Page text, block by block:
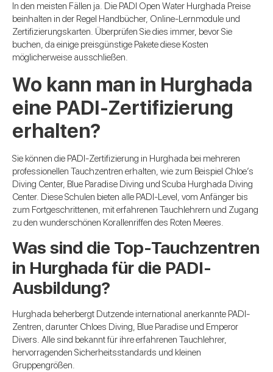
In den meisten Fällen ja. Die PADI Open Water Hurghada Preise
beinhalten in der Regel Handbücher, Online-Lernmodule und
Zertifizierungskarten. Überprüfen Sie dies immer, bevor Sie
buchen, da einige preisgünstige Pakete diese Kosten
möglicherweise ausschließen.
Wo kann man in Hurghada
eine PADI-Zertifizierung
erhalten?
Sie können die PADI-Zertifizierung in Hurghada bei mehreren
professionellen Tauchzentren erhalten, wie zum Beispiel Chloe’s
Diving Center, Blue Paradise Diving und Scuba Hurghada Diving
Center. Diese Schulen bieten alle PADI-Level, vom Anfänger bis
zum Fortgeschrittenen, mit erfahrenen Tauchlehrern und Zugang
zu den wunderschönen Korallenriffen des Roten Meeres.
Was sind die Top-Tauchzentren
in Hurghada für die PADI-
Ausbildung?
Hurghada beherbergt Dutzende international anerkannte PADI-
Zentren, darunter Chloes Diving, Blue Paradise und Emperor
Divers. Alle sind bekannt für ihre erfahrenen Tauchlehrer,
hervorragenden Sicherheitsstandards und kleinen
Gruppengrößen.